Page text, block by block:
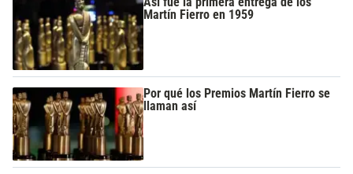
Martín Fierro en 1959
Por qué los Premios Martín Fierro se
llaman así